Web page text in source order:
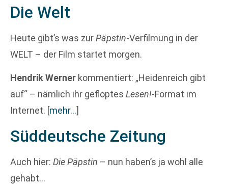
Die Welt
Heute gibt’s was zurPäpstin-Verfilmung in der
WELT – der Film startet morgen.
Hendrik Werner kommentiert: „Heidenreich gibt
auf“ – nämlich ihr gefloptes Lesen!-Format im
Internet. [mehr…]
Süddeutsche Zeitung
Auch hier: Die Päpstin – nun haben’s ja wohl alle
gehabt…